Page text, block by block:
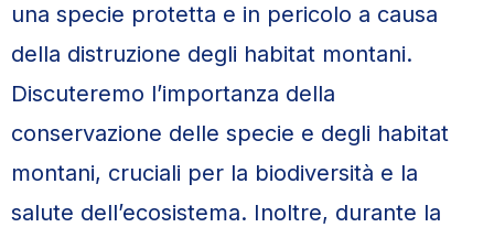
una specie protetta e in pericolo a causa
della distruzione degli habitat montani.
Discuteremo l’importanza della
conservazione delle specie e degli habitat
montani, cruciali per la biodiversità e la
salute dell’ecosistema. Inoltre, durante la